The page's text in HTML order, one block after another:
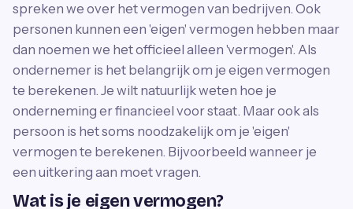
spreken we over het vermogen van bedrijven. Ook
personen kunnen een 'eigen' vermogen hebben maar
dan noemen we het officieel alleen 'vermogen'. Als
ondernemer is het belangrijk om je eigen vermogen
te berekenen. Je wilt natuurlijk weten hoe je
onderneming er financieel voor staat. Maar ook als
persoon is het soms noodzakelijk om je 'eigen'
vermogen te berekenen. Bijvoorbeeld wanneer je
een uitkering aan moet vragen.
Wat is je eigen vermogen?